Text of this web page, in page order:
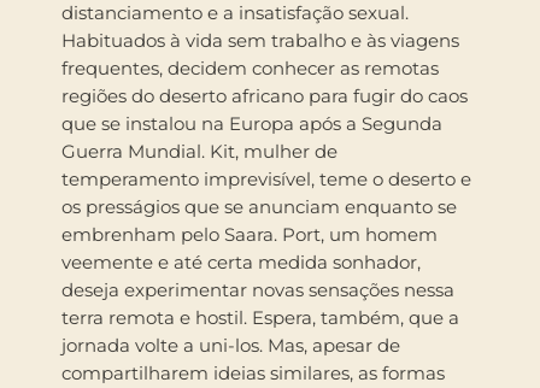
distanciamento e a insatisfação sexual.
Habituados à vida sem trabalho e às viagens
frequentes, decidem conhecer as remotas
regiões do deserto africano para fugir do caos
que se instalou na Europa após a Segunda
Guerra Mundial. Kit, mulher de
temperamento imprevisível, teme o deserto e
os presságios que se anunciam enquanto se
embrenham pelo Saara. Port, um homem
veemente e até certa medida sonhador,
deseja experimentar novas sensações nessa
terra remota e hostil. Espera, também, que a
jornada volte a uni-los. Mas, apesar de
compartilharem ideias similares, as formas